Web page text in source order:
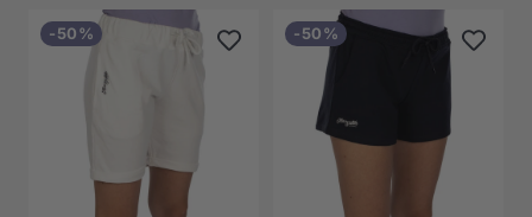
vente
vente
-50% -50%